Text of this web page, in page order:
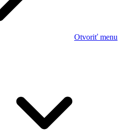
Otvoriť menu